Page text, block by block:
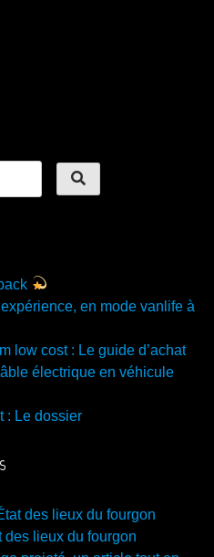
en mode vanlife à
low cost : Le guide d’achat
électrique en véhicule
: Le dossier
des lieux du fourgon
des lieux du fourgon